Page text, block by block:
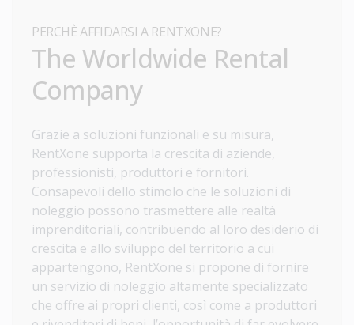
PERCHÈ AFFIDARSI A RENTXONE?
The Worldwide Rental
Company
Grazie a soluzioni funzionali e su misura,
RentXone supporta la crescita di aziende,
professionisti, produttori e fornitori.
Consapevoli dello stimolo che le soluzioni di
noleggio possono trasmettere alle realtà
imprenditoriali, contribuendo al loro desiderio di
crescita e allo sviluppo del territorio a cui
appartengono, RentXone si propone di fornire
un servizio di noleggio altamente specializzato
che offre ai propri clienti, così come a produttori